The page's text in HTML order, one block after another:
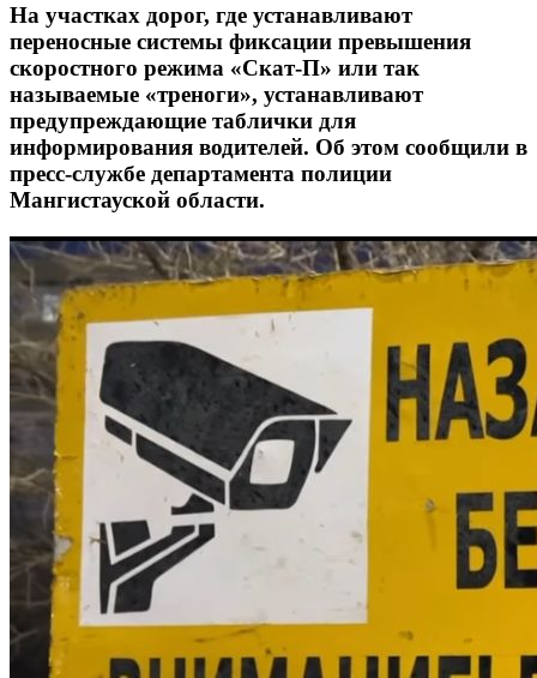
На участках дорог, где устанавливают
переносные системы фиксации превышения
скоростного режима «Скат-П» или так
называемые «треноги», устанавливают
предупреждающие таблички для
информирования водителей. Об этом сообщили в
пресс-службе департамента полиции
Мангистауской области.